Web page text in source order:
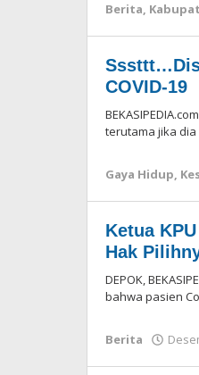
Berita,
COVID-19
terutama jika dia
Gaya Hidup,
Ketua
Hak
DEPOK,
bahwa pasien
Berita